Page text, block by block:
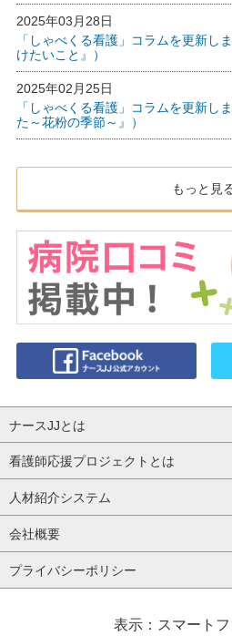
2025年03月28日
「しゃべくる看護」コラムを更新し
けたいこと』）
2025年02月25日
「しゃべくる看護」コラムを更新し
た～花粉の季節～』）
もっと見
ナースJJとは
看護師応援プロジェクトとは
人材紹介システム
会社概要
プライバシーポリシー
表示： スマート